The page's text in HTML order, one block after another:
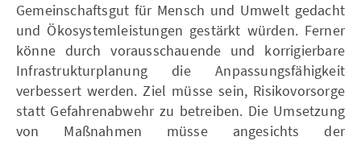
Gemeinschaftsgut für Mensch und Umwelt gedacht
und Ökosystemleistungen gestärkt würden. Ferner
könne durch vorausschauende und korrigierbare
Infrastrukturplanung die Anpassungsfähigkeit
verbessert werden. Ziel müsse sein, Risikovorsorge
statt Gefahrenabwehr zu betreiben. Die Umsetzung
von Maßnahmen müsse angesichts der